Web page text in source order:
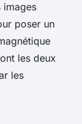
images
poser un
les deux
les